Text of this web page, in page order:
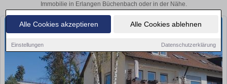
Alle Cookies akzeptieren Alle Cookies ablehnen
Einstellungen Datenschutzerklärung
Immobilie in Erlangen Büchenbach oder in der Nähe.